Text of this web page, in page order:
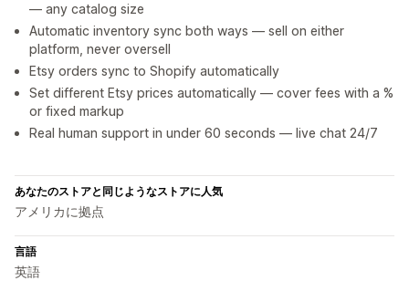
— any catalog size
Automatic inventory sync both ways — sell on either
platform, never oversell
Etsy orders sync to Shopify automatically
Set different Etsy prices automatically — cover fees with a %
or fixed markup
Real human support in under 60 seconds — live chat 24/7
あなたのストアと同じようなストアに人気
アメリカに拠点
言語
英語